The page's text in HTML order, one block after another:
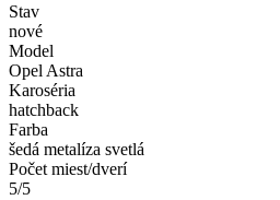
Stav
nové
Model
Opel Astra
Karoséria
hatchback
Farba
šedá metalíza svetlá
Počet miest/dverí
5/5